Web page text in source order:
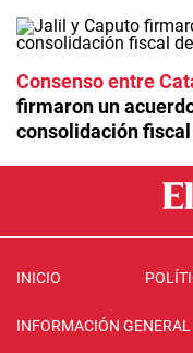
Consenso entre
firmaron un
consolidación
INICIO
INFORMACIÓN GENERAL